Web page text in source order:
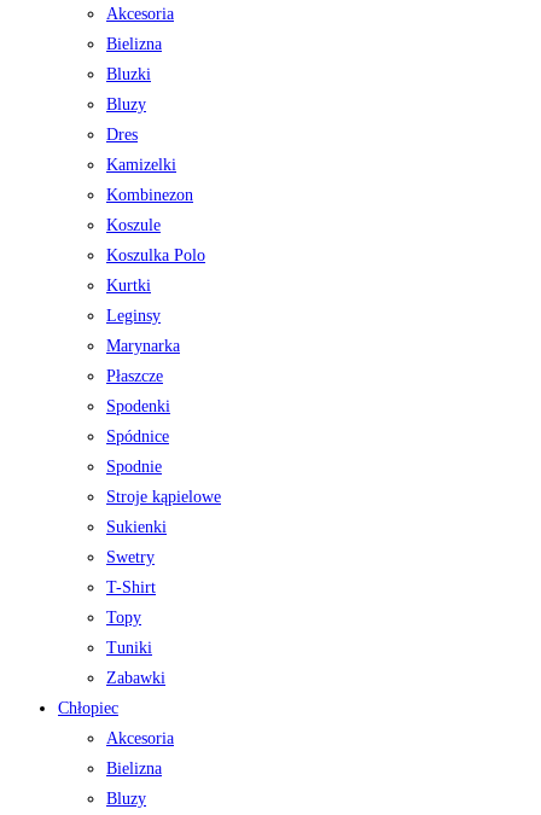
Akcesoria
Bielizna
Bluzki
Bluzy
Dres
Kamizelki
Kombinezon
Koszule
Koszulka Polo
Kurtki
Leginsy
Marynarka
Płaszcze
Spodenki
Spódnice
Spodnie
Stroje kąpielowe
Sukienki
Swetry
T-Shirt
Topy
Tuniki
Zabawki
Chłopiec
Akcesoria
Bielizna
Bluzy